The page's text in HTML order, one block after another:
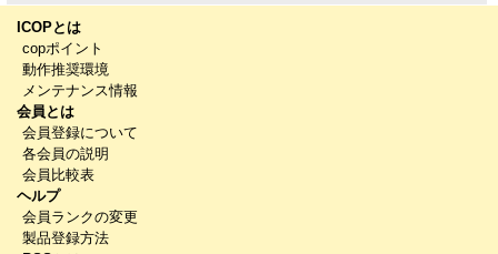
ICOPとは
copポイント
動作推奨環境
メンテナンス情報
会員とは
会員登録について
各会員の説明
会員比較表
ヘルプ
会員ランクの変更
製品登録方法